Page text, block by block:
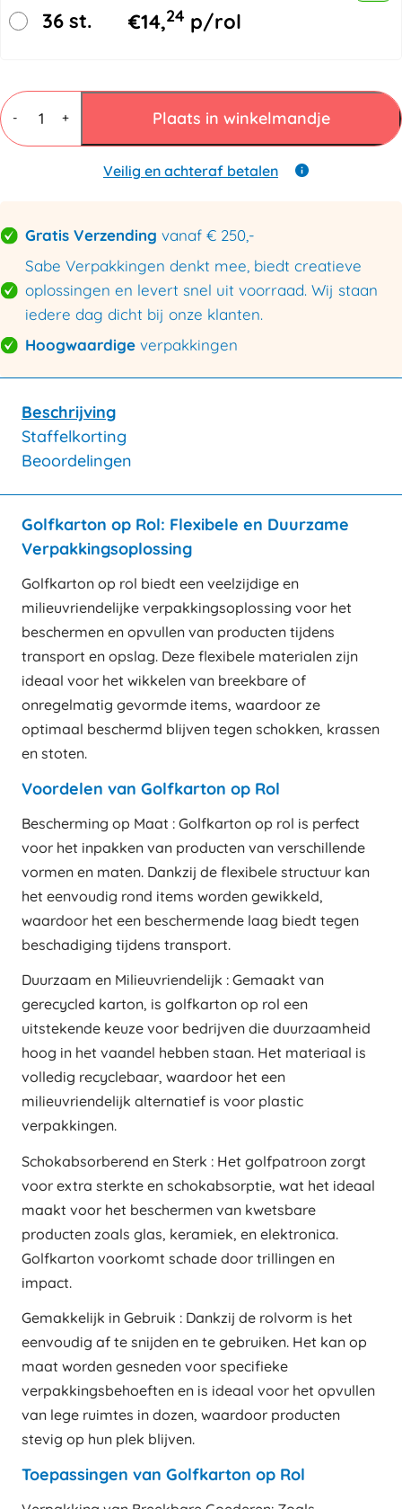
36 st. €14,24 p/rol
-
Golfkarton
Rol
66cmx70mtr
aantal
+ Plaats in winkelmandje
Veilig en achteraf betalen
Gratis Verzending vanaf € 250,-
Sabe Verpakkingen denkt mee, biedt creatieve
oplossingen en levert snel uit voorraad. Wij staan
iedere dag dicht bij onze klanten.
Hoogwaardige verpakkingen
Beschrijving
Staffelkorting
Beoordelingen
Golfkarton op Rol: Flexibele en Duurzame
Verpakkingsoplossing
Golfkarton op rol biedt een veelzijdige en
milieuvriendelijke verpakkingsoplossing voor het
beschermen en opvullen van producten tijdens
transport en opslag. Deze flexibele materialen zijn
ideaal voor het wikkelen van breekbare of
onregelmatig gevormde items, waardoor ze
optimaal beschermd blijven tegen schokken, krassen
en stoten.
Voordelen van Golfkarton op Rol
Bescherming op Maat : Golfkarton op rol is perfect
voor het inpakken van producten van verschillende
vormen en maten. Dankzij de flexibele structuur kan
het eenvoudig rond items worden gewikkeld,
waardoor het een beschermende laag biedt tegen
beschadiging tijdens transport.
Duurzaam en Milieuvriendelijk : Gemaakt van
gerecycled karton, is golfkarton op rol een
uitstekende keuze voor bedrijven die duurzaamheid
hoog in het vaandel hebben staan. Het materiaal is
volledig recyclebaar, waardoor het een
milieuvriendelijk alternatief is voor plastic
verpakkingen.
Schokabsorberend en Sterk : Het golfpatroon zorgt
voor extra sterkte en schokabsorptie, wat het ideaal
maakt voor het beschermen van kwetsbare
producten zoals glas, keramiek, en elektronica.
Golfkarton voorkomt schade door trillingen en
impact.
Gemakkelijk in Gebruik : Dankzij de rolvorm is het
eenvoudig af te snijden en te gebruiken. Het kan op
maat worden gesneden voor specifieke
verpakkingsbehoeften en is ideaal voor het opvullen
van lege ruimtes in dozen, waardoor producten
stevig op hun plek blijven.
Toepassingen van Golfkarton op Rol